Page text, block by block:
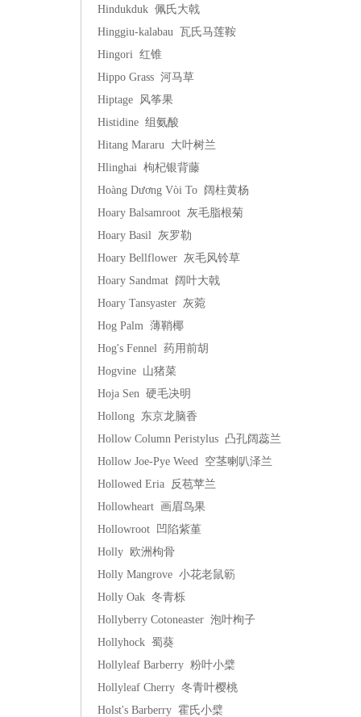
Hindukduk 佩氏大戟
Hinggiu-kalabau 瓦氏马莲鞍
Hingori 红锥
Hippo Grass 河马草
Hiptage 风筝果
Histidine 组氨酸
Hitang Mararu 大叶树兰
Hlinghai 枸杞银背藤
Hoàng Dương Vòi To 阔柱黄杨
Hoary Balsamroot 灰毛脂根菊
Hoary Basil 灰罗勒
Hoary Bellflower 灰毛风铃草
Hoary Sandmat 阔叶大戟
Hoary Tansyaster 灰菀
Hog Palm 薄鞘椰
Hog's Fennel 药用前胡
Hogvine 山猪菜
Hoja Sen 硬毛决明
Hollong 东京龙脑香
Hollow Column Peristylus 凸孔阔蕊兰
Hollow Joe-Pye Weed 空茎喇叭泽兰
Hollowed Eria 反苞苹兰
Hollowheart 画眉鸟果
Hollowroot 凹陷紫堇
Holly 欧洲枸骨
Holly Mangrove 小花老鼠簕
Holly Oak 冬青栎
Hollyberry Cotoneaster 泡叶栒子
Hollyhock 蜀葵
Hollyleaf Barberry 粉叶小檗
Hollyleaf Cherry 冬青叶樱桃
Holst's Barberry 霍氏小檗